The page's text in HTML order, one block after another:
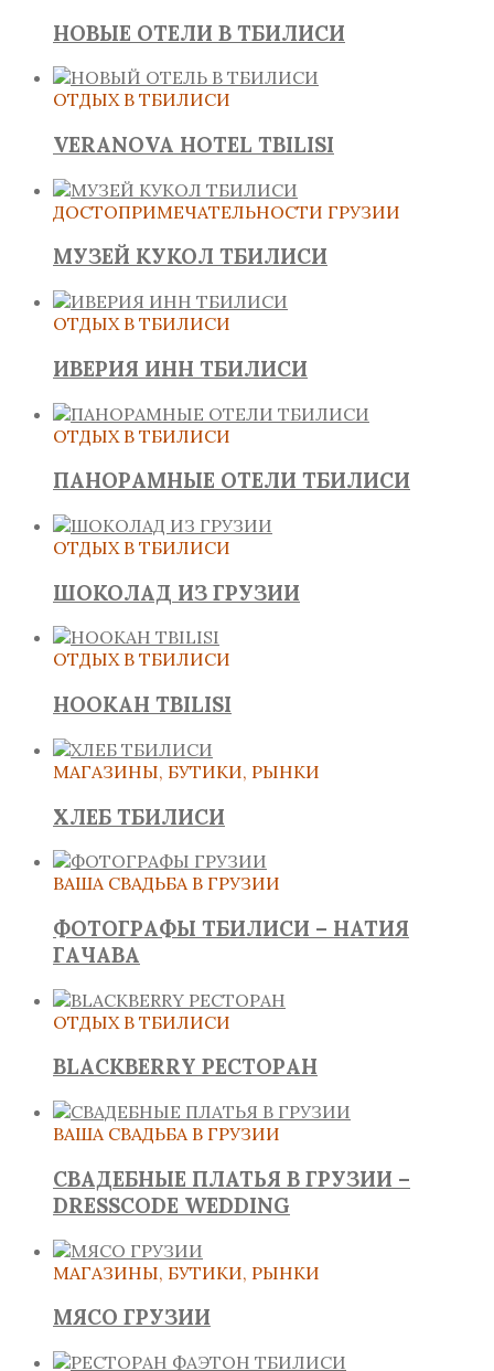
НОВЫЕ ОТЕЛИ В ТБИЛИСИ
ОТДЫХ В ТБИЛИСИ
VERANOVA HOTEL TBILISI
ДОСТОПРИМЕЧАТЕЛЬНОСТИ ГРУЗИИ
МУЗЕЙ КУКОЛ ТБИЛИСИ
ОТДЫХ В ТБИЛИСИ
ИВЕРИЯ ИНН ТБИЛИСИ
ОТДЫХ В ТБИЛИСИ
ПАНОРАМНЫЕ ОТЕЛИ ТБИЛИСИ
ОТДЫХ В ТБИЛИСИ
ШОКОЛАД ИЗ ГРУЗИИ
ОТДЫХ В ТБИЛИСИ
HOOKAH TBILISI
МАГАЗИНЫ, БУТИКИ, РЫНКИ
ХЛЕБ ТБИЛИСИ
ВАША СВАДЬБА В ГРУЗИИ
ФОТОГРАФЫ ТБИЛИСИ – НАТИЯ
ГАЧАВА
ОТДЫХ В ТБИЛИСИ
BLACKBERRY РЕСТОРАН
ВАША СВАДЬБА В ГРУЗИИ
СВАДЕБНЫЕ ПЛАТЬЯ В ГРУЗИИ –
DRESSCODE WEDDING
МАГАЗИНЫ, БУТИКИ, РЫНКИ
МЯСО ГРУЗИИ